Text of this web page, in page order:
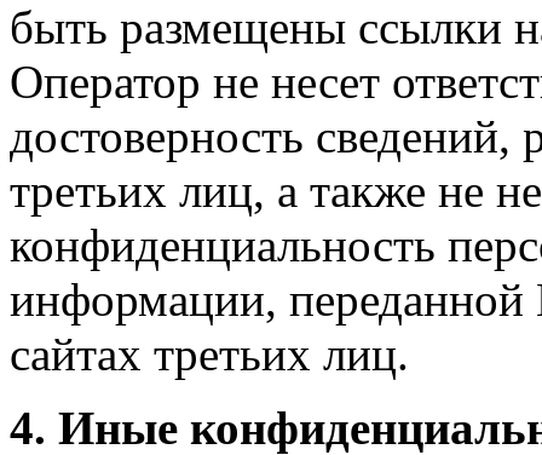
быть размещены ссылки
Оператор не несет
достоверность
третьих лиц, а также не
конфиденциальность
информации, переданной
сайтах третьих лиц.
4. Иные